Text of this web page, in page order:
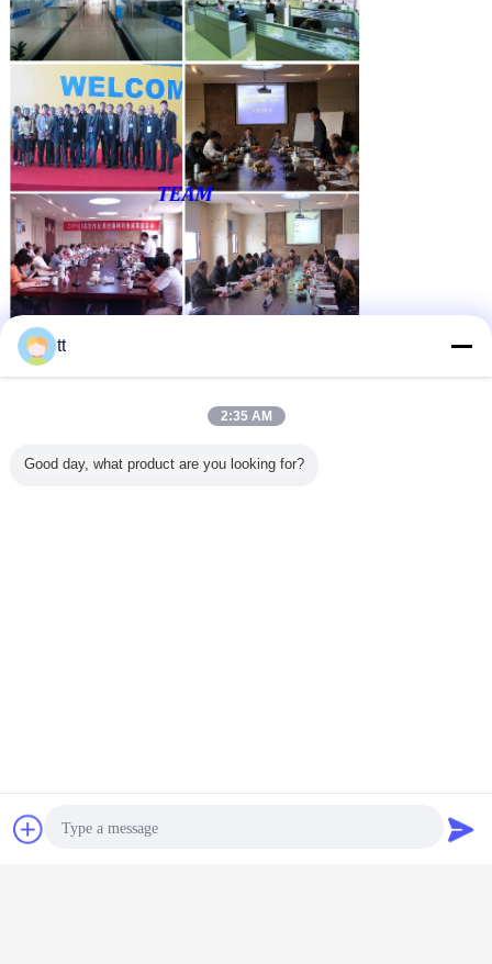
잡담
tt
2:35 AM
Good day, what product are you looking for?